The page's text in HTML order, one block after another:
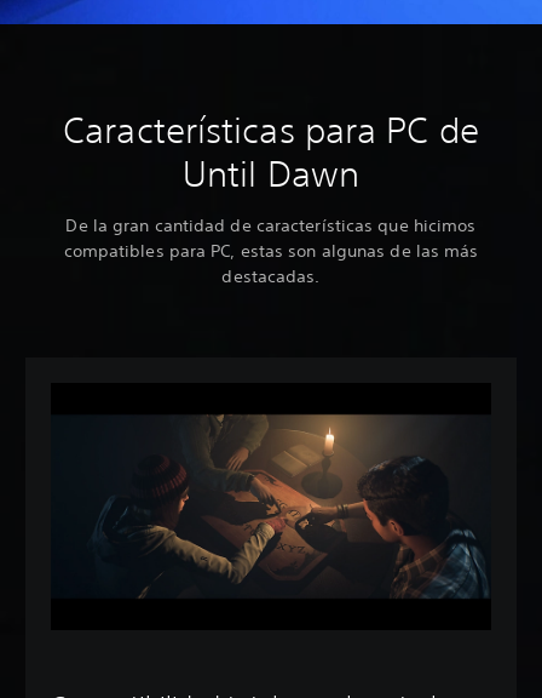
Características para PC de
Until Dawn
De la gran cantidad de características que hicimos
compatibles para PC, estas son algunas de las más
destacadas.